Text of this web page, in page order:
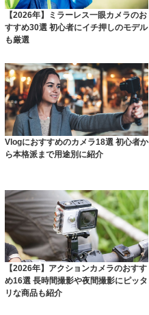
【2026年】ミラーレス一眼カメラのお
すすめ30選 初心者にイチ押しのモデル
も厳選
Vlogにおすすめのカメラ18選 初心者か
ら本格派まで用途別に紹介
【2026年】アクションカメラのおすす
め16選 長時間撮影や夜間撮影にピッタ
リな商品も紹介